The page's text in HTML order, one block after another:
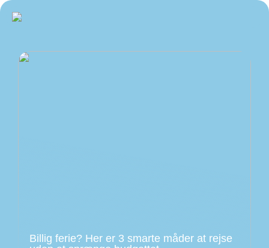
Billig ferie? Her er 3 smarte måder at rejse